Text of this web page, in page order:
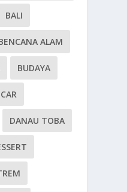
BALI
ALAM
BUDAYA
CAR
DANAU TOBA